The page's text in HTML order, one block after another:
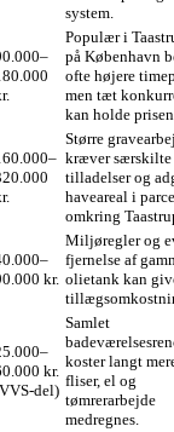
system.
Populær i
på København
ofte højere
men tæt
kan holde
Større
kræver særskilte
tilladelser og
haveareal i
omkring
kr.
Miljøregler og
fjernelse af
olietank kan
kr.
Samlet
koster langt
fliser, el og
tømrerarbejde
medregnes.